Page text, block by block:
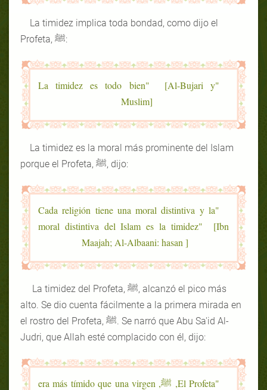
La timidez implica toda bondad, como dijo el
Profeta, ﷺ:
"La timidez es todo bien" [Al-Bujari y
Muslim]
La timidez es la moral más prominente del Islam
porque el Profeta, ﷺ, dijo:
"Cada religión tiene una moral distintiva y la
moral distintiva del Islam es la timidez" [Ibn
Maajah; Al-Albaani: hasan ]
La timidez del Profeta, ﷺ, alcanzó el pico más
alto. Se dio cuenta fácilmente a la primera mirada en
el rostro del Profeta, ﷺ. Se narró que Abu Sa'id Al-
Judri, que Allah esté complacido con él, dijo:
"El Profeta, ﷺ, era más tímido que una virgen